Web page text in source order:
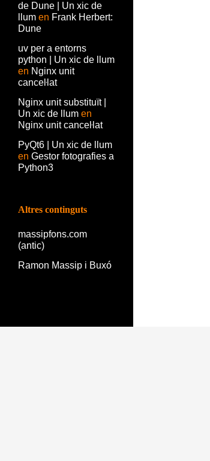
de Dune | Un xic de
llum en Frank Herbert:
Dune
uv per a entorns
python | Un xic de llum
en Nginx unit
canceŀlat
Nginx unit substituït |
Un xic de llum en
Nginx unit canceŀlat
PyQt6 | Un xic de llum
en Gestor fotografies a
Python3
Altres continguts
massipfons.com
(antic)
Ramon Massip i Buxó